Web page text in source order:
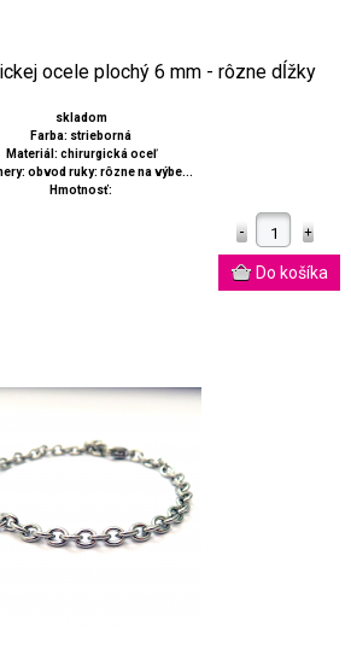
ocele plochý 6 mm - rôzne dĺžky
skladom
Farba: strieborná
Materiál: chirurgická oceľ
obvod ruky: rôzne na výbe...
Hmotnosť: